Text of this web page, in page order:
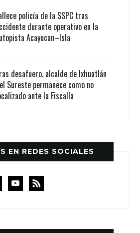
policía de la SSPC tras
durante operativo en la
Acayucan–Isla
desafuero, alcalde de Ixhuatlán
Sureste permanece como no
ante la Fiscalía
EN REDES SOCIALES
youtube
rss